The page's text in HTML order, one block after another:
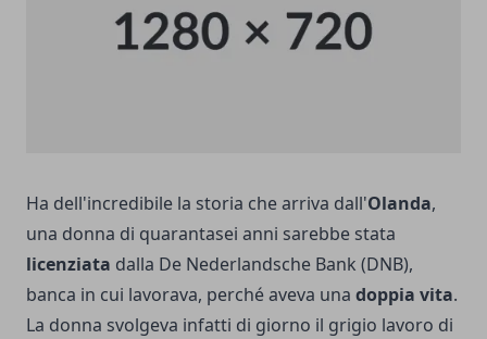
Ha dell'incredibile la storia che arriva dall'Olanda,
una donna di quarantasei anni sarebbe stata
licenziata dalla De Nederlandsche Bank (DNB),
banca in cui lavorava, perché aveva una doppia vita.
La donna svolgeva infatti di giorno il grigio lavoro di